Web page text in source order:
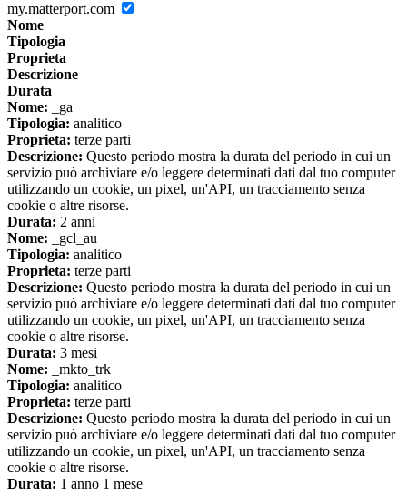
my.matterport.com
Nome
Tipologia
Proprieta
Descrizione
Durata
Nome: _ga
Tipologia: analitico
Proprieta: terze parti
Descrizione: Questo periodo mostra la durata del periodo in cui un
servizio può archiviare e/o leggere determinati dati dal tuo computer
utilizzando un cookie, un pixel, un'API, un tracciamento senza
cookie o altre risorse.
Durata: 2 anni
Nome: _gcl_au
Tipologia: analitico
Proprieta: terze parti
Descrizione: Questo periodo mostra la durata del periodo in cui un
servizio può archiviare e/o leggere determinati dati dal tuo computer
utilizzando un cookie, un pixel, un'API, un tracciamento senza
cookie o altre risorse.
Durata: 3 mesi
Nome: _mkto_trk
Tipologia: analitico
Proprieta: terze parti
Descrizione: Questo periodo mostra la durata del periodo in cui un
servizio può archiviare e/o leggere determinati dati dal tuo computer
utilizzando un cookie, un pixel, un'API, un tracciamento senza
cookie o altre risorse.
Durata: 1 anno 1 mese